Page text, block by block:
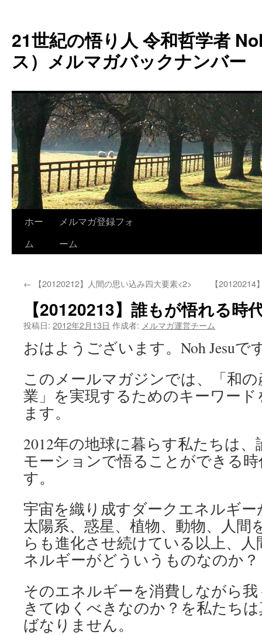
テ
ン
ツ
へ
キ
ッ
プ
21世紀の悟り人 令和哲学者
ス）メルマガバックナンバー
ホー
ム
メルマガ登録フォ
ーム
← 【20120212】人間の思い込み四大要素<2> 【
【20120213】誰もが悟れる
投稿日: 2012年2月13日 作成者: メルマガ運営チーム
おはようございます。Noh Jesuで
このメールマガジンでは、「和
業」を実現するためのキーワー
ます。
2012年の地球に暮らす私たちは
モーションで悟ることができる
す。
宇宙を織り成すダークエネルギ
太陽系、惑星、植物、動物、人間
らも進化させ続けている以上、
ネルギーがどういうものなのか？
そのエネルギーを消費しながら
きてゆくべきなのか？を私たち
ばなりません。